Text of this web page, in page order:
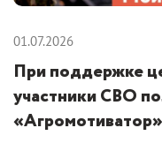
01.07.2026
При поддержке
участники СВО
«Агромотиватор»